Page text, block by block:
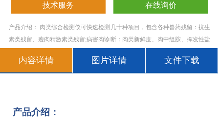
技术服务 在线询价
产品介绍： 肉类综合检测仪可快速检测几十种项目，包含各种兽药残留：抗生
素类残留、瘦肉精激素类残留;病害肉诊断：肉类新鲜度、肉中组胺、挥发性盐
品安全快速检测分析设备，广泛应用于养殖场、屠宰场、食品肉产品深加工企
内容详情 图片详情 文件下载
产品介绍：